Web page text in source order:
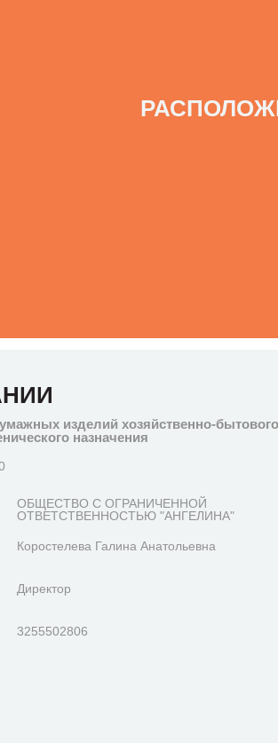
изделий хозяйственно-
назначения
ОБЩЕСТВО С ОГРАНИЧЕННОЙ
ОТВЕТСТВЕННОСТЬЮ "АНГЕЛИНА"
Коростелева Галина Анатольевна
Директор
3255502806